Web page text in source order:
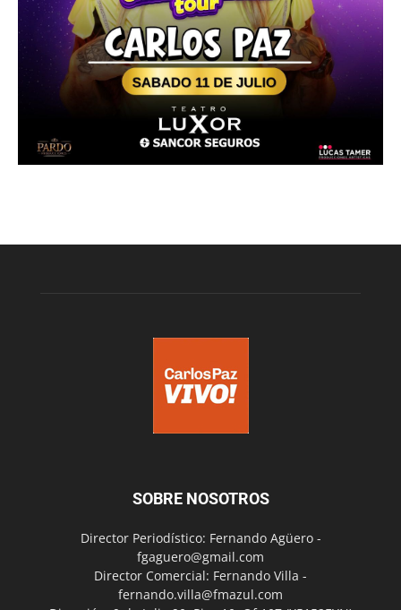
SOBRE NOSOTROS
Director Periodístico: Fernando Agüero -
fgaguero@gmail.com
Director Comercial: Fernando Villa -
fernando.villa@fmazul.com